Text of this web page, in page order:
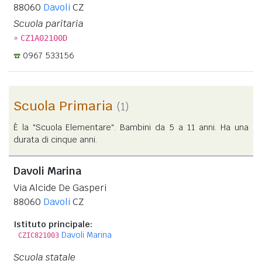
88060 Davoli CZ
Scuola paritaria
» CZ1A02100D
0967 533156
Scuola Primaria (1)
È la "Scuola Elementare". Bambini da 5 a 11 anni. Ha una
durata di cinque anni.
Davoli Marina
Via Alcide De Gasperi
88060 Davoli CZ
Istituto principale:
CZIC821003 Davoli Marina
Scuola statale